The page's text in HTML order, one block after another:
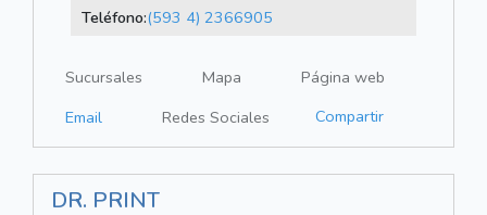
Teléfono:(593 4) 2366905
Sucursales Mapa
Página web
Email
Redes Sociales Compartir
DR. PRINT